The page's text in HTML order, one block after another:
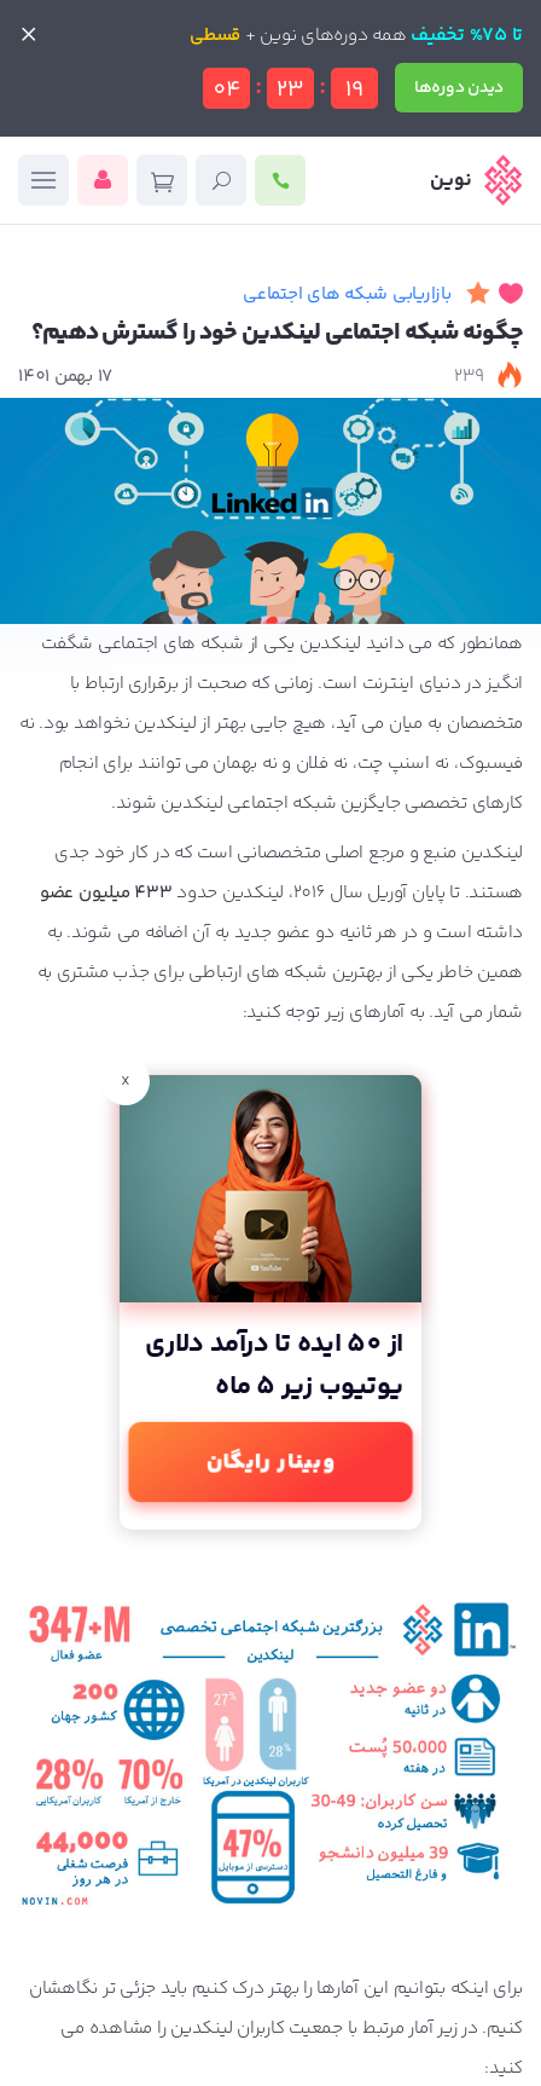
تا 75% تخفیف همه دوره‌های نوین + قسطی
دیدن دوره‌ها 04 : 23 : 17
تا 75% تخفیف همه دوره‌های نوین + قسطی
دیدن دوره‌ها
نوین
بازاریابی شبکه های اجتماعی
چگونه شبکه اجتماعی لینکدین خود را گسترش دهیم؟
239 17 بهمن 1401
همانطور که می دانید لینکدین یکی از شبکه های اجتماعی شگفت
انگیز در دنیای اینترنت است. زمانی که صحبت از برقراری ارتباط با
متخصصان به میان می آید، هیچ جایی بهتر از لینکدین نخواهد بود. نه
فیسبوک، نه اسنپ چت، نه فلان و نه بهمان می توانند برای انجام
کارهای تخصصی جایگزین شبکه اجتماعی لینکدین شوند.
لینکدین منبع و مرجع اصلی متخصصانی است که در کار خود جدی
هستند. تا پایان آوریل سال 2016، لینکدین حدود
433 میلیون عضو
داشته است و در هر ثانیه دو عضو جدید به آن اضافه می شوند. به
همین خاطر یکی از بهترین شبکه های ارتباطی برای جذب مشتری به
شمار می آید. به آمارهای زیر توجه کنید:
x
از 50 ایده تا درآمد دلاری
یوتیوب زیر 5 ماه
وبینار رایگان
برای اینکه بتوانیم این آمارها را بهتر درک کنیم باید جزئی تر نگاهشان
کنیم. در زیر آمار مرتبط با جمعیت کاربران لینکدین را مشاهده می
کنید: